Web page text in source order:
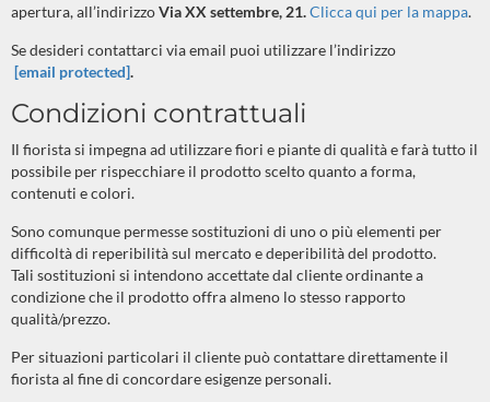
apertura, all’indirizzoVia XX settembre, 21.Clicca qui per la mappa.
Se desideri contattarci via email puoi utilizzare l’indirizzo
[email protected].
Condizioni contrattuali
Il fiorista si impegna ad utilizzare fiori e piante di qualità e farà tutto il
possibile per rispecchiare il prodotto scelto quanto a forma,
contenuti e colori.
Sono comunque permesse sostituzioni di uno o più elementi per
difficoltà di reperibilità sul mercato e deperibilità del prodotto.
Tali sostituzioni si intendono accettate dal cliente ordinante a
condizione che il prodotto offra almeno lo stesso rapporto
qualità/prezzo.
Per situazioni particolari il cliente può contattare direttamente il
fiorista al fine di concordare esigenze personali.